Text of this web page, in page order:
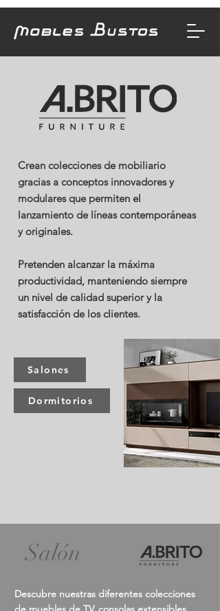
Crean colecciones de mobiliario
gracias a conceptos innovadores y
modulares que permiten el
lanzamiento de líneas contemporáneas
y originales.
Pretenden alcanzar la máxima
productividad, manteniendo siempre
un nivel de calidad superior y la
satisfacción de los clientes.
Salones
Dormitorios
Salón
Descubre nuestras diferentes colecciones